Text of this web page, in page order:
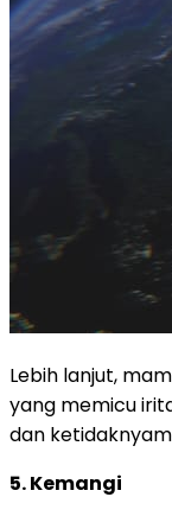
Lebih lanjut,
yang memicu
dan
5. Kemangi